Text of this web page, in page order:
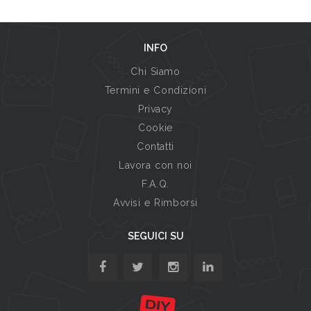
INFO
Chi Siamo
Termini e Condizioni
Privacy
Cookie
Contatti
Lavora con noi
F.A.Q.
Avvisi e Rimborsi
SEGUICI SU